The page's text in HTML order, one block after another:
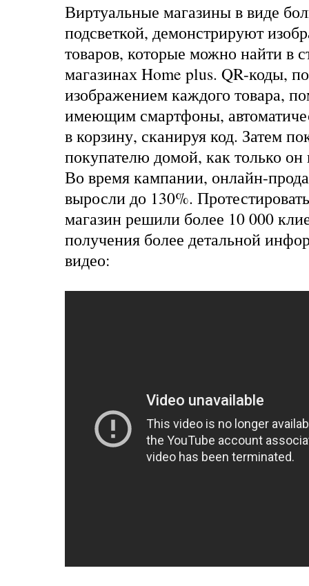
Виртуальные магазины в виде
подсветкой, демонстрируют
товаров, которые можно найти в
магазинах Home plus. QR-коды,
изображением каждого товара,
имеющим смартфоны,
в корзину, сканируя код. Затем
покупателю домой, как только он
Во время кампании, онлайн-
выросли до 130%.
магазин решили более 10 000
получения более детальной
видео: